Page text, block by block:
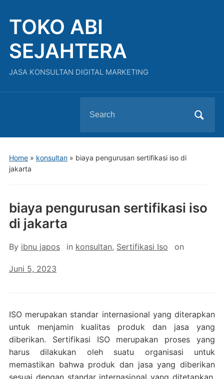
TOKO ABI
SEJAHTERA
JASA KONSULTAN DIGITAL MARKETING
for:
Home» konsultan» biaya pengurusan sertifikasi iso di
jakarta
biaya pengurusan sertifikasi iso
di jakarta
By ibnu japos in konsultan, Sertifikasi Iso on
Juni 5, 2023
ISO merupakan standar internasional yang diterapkan
untuk menjamin kualitas produk dan jasa yang
diberikan. Sertifikasi ISO merupakan proses yang
harus dilakukan oleh suatu organisasi untuk
memastikan bahwa produk dan jasa yang diberikan
sesuai dengan standar internasional yang ditetapkan.